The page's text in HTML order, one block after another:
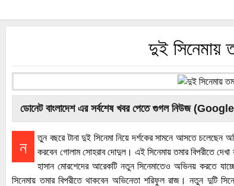
দুই সিনেমায়
ডোনেট বাংলাদেশ এর সর্বশেষ খবর পেতে গুগল নিউজ
ন
তুন বছরে টানা দুই সিনেমা নিয়ে দর্শকের সামনে আসতে চলেছেন
করবেন গোলাম সোহরাব দোদুল। এই সিনেমায় তমার বিপরীতে
হাসান মোরশেদের আরেকটি নতুন সিনেমাতেও অভিনয় করতে
সিনেমায় তমার বিপরীতে থাকবেন অভিনেতা শরিফুল রাজ। নতুন দুটি